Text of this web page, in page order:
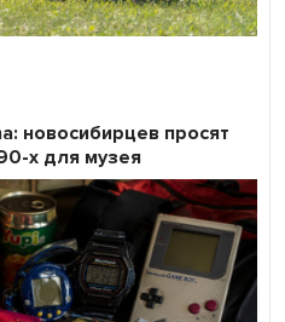
новосибирцев просят
х для музея